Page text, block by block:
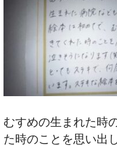
むすめの生まれた時
た時のことを思い出